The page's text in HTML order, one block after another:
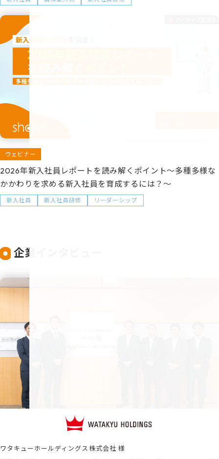
ウェビナー
2026年新入社員レポートを読み解くポイント～多種多様な
かかわりを求める新入社員を育成するには？～
新入社員 新入社員研修 リーダーシップ
企業インタビュー
ワタキューホールディングス株式会社